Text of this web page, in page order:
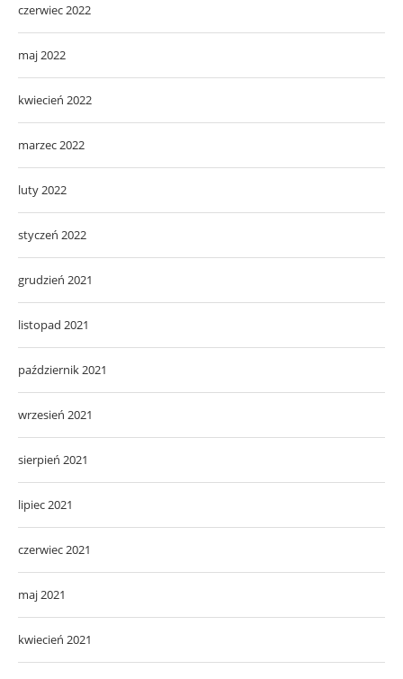
czerwiec 2022
maj 2022
kwiecień 2022
marzec 2022
luty 2022
styczeń 2022
grudzień 2021
listopad 2021
październik 2021
wrzesień 2021
sierpień 2021
lipiec 2021
czerwiec 2021
maj 2021
kwiecień 2021